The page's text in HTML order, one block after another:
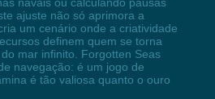
ajuste não só aprimora a
um cenário onde a criatividade
definem quem se torna
mar infinito. Forgotten Seas
navegação: é um jogo de
é tão valiosa quanto o ouro